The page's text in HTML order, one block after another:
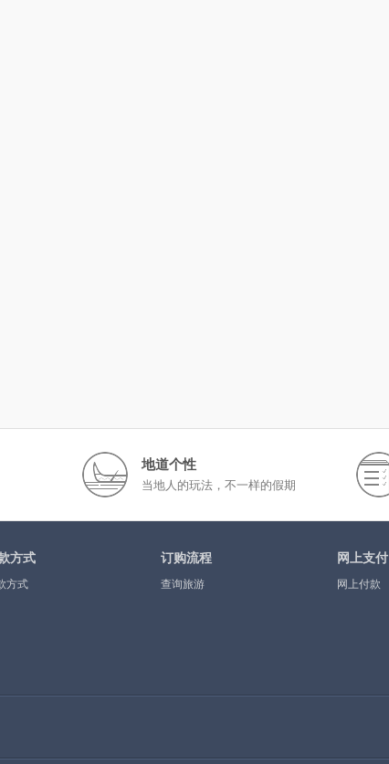
地道个性
当地人的玩法，不一样的假期
方式
方式
订购流程
查询旅游
网上支付
网上付款